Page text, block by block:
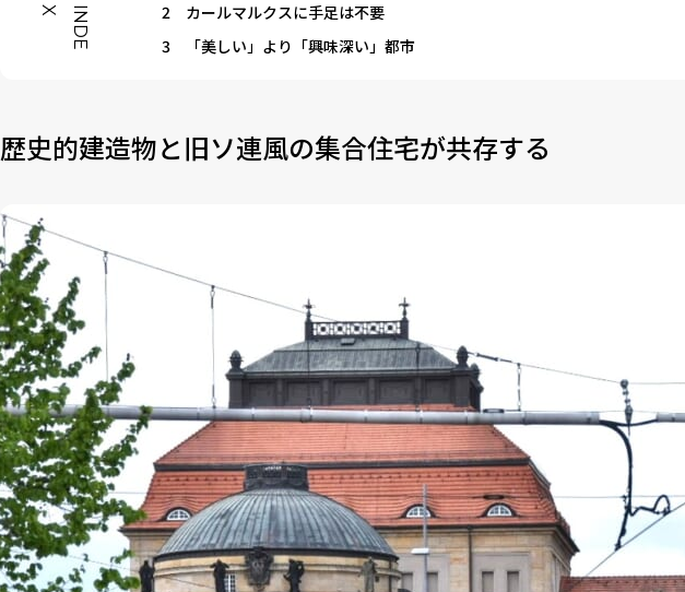
I
N
D
E
X
2
カールマルクスに手足は不要
3
「美しい」より「興味深い」都市
歴史的建造物と旧ソ連風の集合住宅が共存する